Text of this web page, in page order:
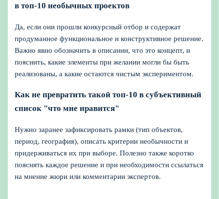
в топ-10 необычных проектов
Да, если они прошли конкурсный отбор и содержат
продуманное функциональное и конструктивное решение.
Важно явно обозначить в описании, что это концепт, и
пояснить, какие элементы при желании могли бы быть
реализованы, а какие остаются чистым экспериментом.
Как не превратить такой топ-10 в субъективный
список "что мне нравится"
Нужно заранее зафиксировать рамки (тип объектов,
период, география), описать критерии необычности и
придерживаться их при выборе. Полезно также коротко
пояснять каждое решение и при необходимости ссылаться
на мнение жюри или комментарии экспертов.